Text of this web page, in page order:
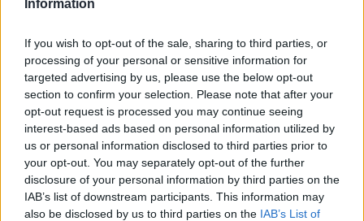
Information
If you wish to opt-out of the sale, sharing to third parties, or
processing of your personal or sensitive information for
targeted advertising by us, please use the below opt-out
section to confirm your selection. Please note that after your
opt-out request is processed you may continue seeing
interest-based ads based on personal information utilized by
us or personal information disclosed to third parties prior to
your opt-out. You may separately opt-out of the further
disclosure of your personal information by third parties on the
IAB’s list of downstream participants. This information may
also be disclosed by us to third parties on the IAB’s List of
ΣΧΕΤΙΚΑ ΑΡΘΡΑ